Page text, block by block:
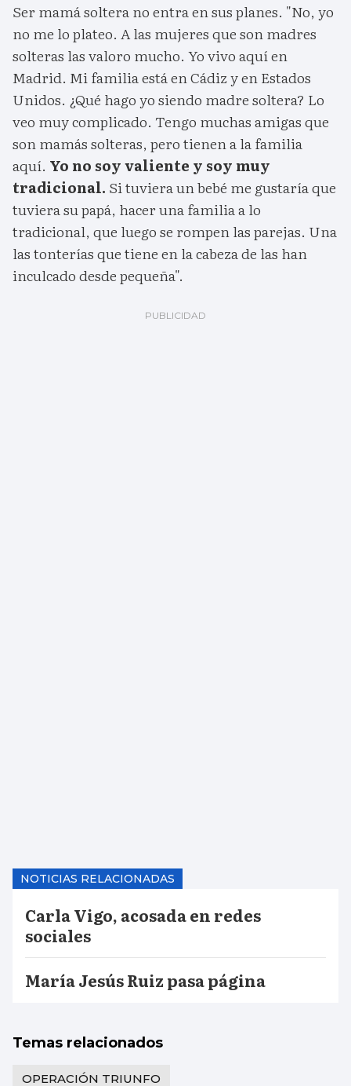
Ser mamá soltera no entra en sus planes. "No, yo
no me lo plateo. A las mujeres que son madres
solteras las valoro mucho. Yo vivo aquí en
Madrid. Mi familia está en Cádiz y en Estados
Unidos. ¿Qué hago yo siendo madre soltera? Lo
veo muy complicado. Tengo muchas amigas que
son mamás solteras, pero tienen a la familia
aquí. Yo no soy valiente y soy muy
tradicional. Si tuviera un bebé me gustaría que
tuviera su papá, hacer una familia a lo
tradicional, que luego se rompen las parejas. Una
las tonterías que tiene en la cabeza de las han
inculcado desde pequeña".
NOTICIAS RELACIONADAS
Carla Vigo, acosada en redes
sociales
María Jesús Ruiz pasa página
Temas relacionados
OPERACIÓN TRIUNFO